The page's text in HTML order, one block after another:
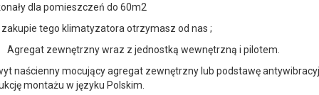
dla pomieszczeń do 60m2
tego klimatyzatora otrzymasz od nas ;
Agregat zewnętrzny wraz z jednostką wewnętrzną i pilotem.
naścienny mocujący agregat zewnętrzny lub podstawę
montażu w języku Polskim.